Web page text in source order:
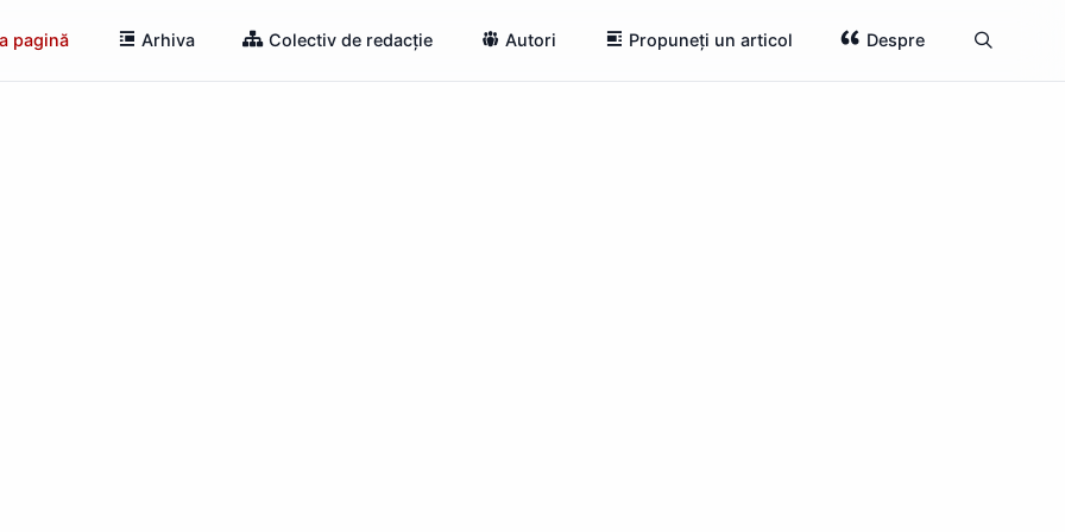
pagină Arhiva Colectiv de redacție Autori Propuneți un articol Despre